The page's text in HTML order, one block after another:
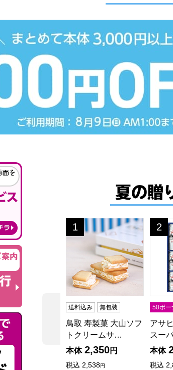
夏の贈
前の商品
鳥取 寿製菓 大山ソフトク
1
位
送料込み 無包装
鳥取 寿製菓 大山ソフ
トクリームサ…
本体 2,350円
税込 2,538円
アサ
2
位
50ボー
アサ
スー
本体
税込